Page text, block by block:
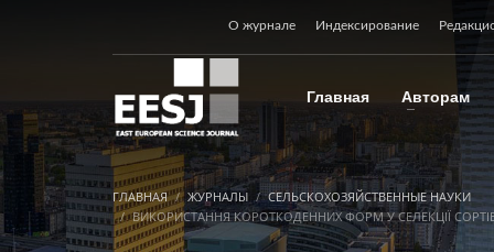
О журнале Индексирование
Главная Авторам
ГЛАВНАЯ ЖУРНАЛЫ
СЕЛЬСКОХОЗЯЙСТВЕННЫЕ НАУКИ
ВИКОРИСТАННЯ КОРОТКОДЕННИХ ФОРМ У СЕЛЕКЦІЇ